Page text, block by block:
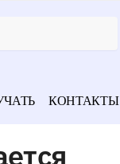
КОНТАКТЫ